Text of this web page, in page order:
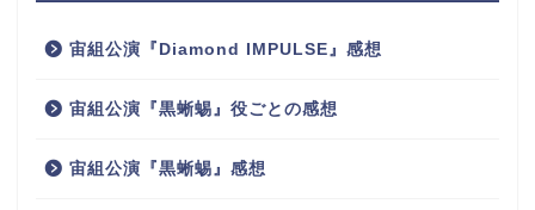
宙組公演『Diamond IMPULSE』感想
宙組公演『黒蜥蜴』役ごとの感想
宙組公演『黒蜥蜴』感想